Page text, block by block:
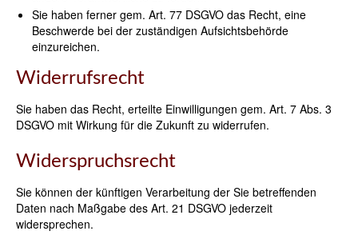
Sie haben ferner gem. Art. 77 DSGVO das Recht, eine
Beschwerde bei der zuständigen Aufsichtsbehörde
einzureichen.
Widerrufsrecht
Sie haben das Recht, erteilte Einwilligungen gem. Art. 7 Abs. 3
DSGVO mit Wirkung für die Zukunft zu widerrufen.
Widerspruchsrecht
Sie können der künftigen Verarbeitung der Sie betreffenden
Daten nach Maßgabe des Art. 21 DSGVO jederzeit
widersprechen.